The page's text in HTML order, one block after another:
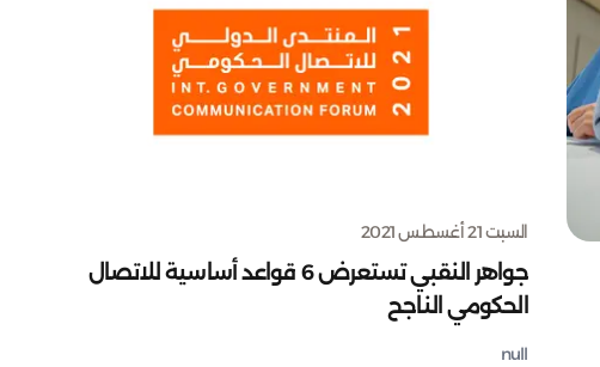
السبت 21 أغسطس 2021
جواهر النقبي تستعرض 6 قواعد أساسية للاتصال
الحكومي الناجح
null